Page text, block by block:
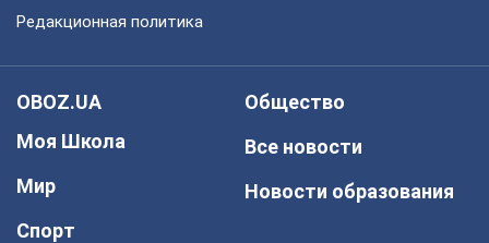
Редакционная политика
OBOZ.UA
Моя Школа
Мир
Спорт
Общество
Все новости
Новости образования